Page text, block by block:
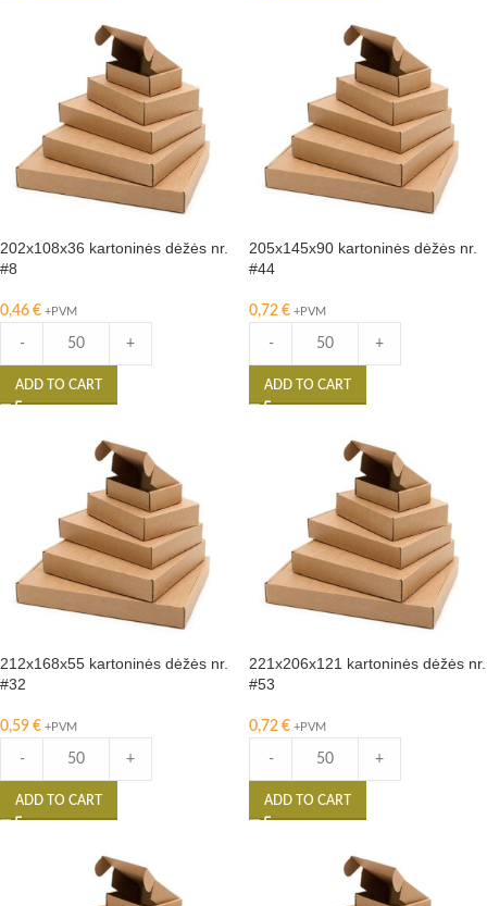
202x108x36 kartoninės dėžės nr.
#8
0,46 € +PVM
- +
ADD TO CART
205x145x90 kartoninės dėžės nr.
#44
0,72 € +PVM
- +
ADD TO CART
212x168x55 kartoninės dėžės nr.
#32
0,59 € +PVM
- +
ADD TO CART
221x206x121 kartoninės dėžės nr.
#53
0,72 € +PVM
- +
ADD TO CART